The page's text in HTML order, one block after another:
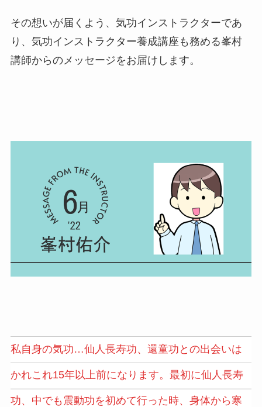
その想いが届くよう、気功インストラクターであ
り、気功インストラクター養成講座も務める峯村
講師からのメッセージをお届けします。
私自身の気功…仙人長寿功、還童功との出会いは
かれこれ15年以上前になります。最初に仙人長寿
功、中でも震動功を初めて行った時、身体から寒